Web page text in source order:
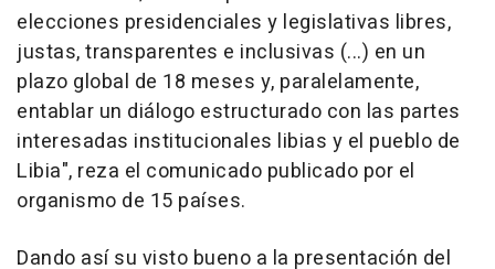
elecciones presidenciales y legislativas libres,
justas, transparentes e inclusivas (...) en un
plazo global de 18 meses y, paralelamente,
entablar un diálogo estructurado con las partes
interesadas institucionales libias y el pueblo de
Libia", reza el comunicado publicado por el
organismo de 15 países.
Dando así su visto bueno a la presentación del